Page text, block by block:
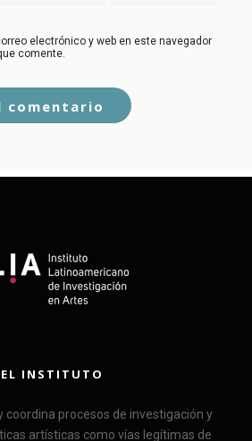
electrónico y web en este navegador
comente.
EL INSTITUTO
coordina procesos de investigación y
artísticas como vías legítimas de